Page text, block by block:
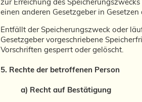
einen anderen Gesetzgeber in
Entfällt der Speicherungszweck oder
Gesetzgeber vorgeschriebene
Vorschriften gesperrt oder gelöscht.
5. Rechte der betroffenen Person
a) Recht auf Bestätigung